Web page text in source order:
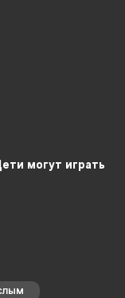
могут играть